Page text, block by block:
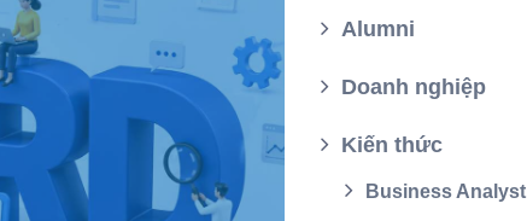
Alumni
Doanh nghiệp
Kiến thức
Business Analyst